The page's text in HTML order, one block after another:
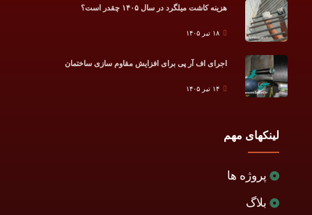
هزینه کاشت میلگرد در سال ۱۴۰۵ چقدر است؟
۱۸ تیر ۱۴۰۵
اجرای اف آر پی برای افزایش مقاوم سازی ساختمان
۱۴ تیر ۱۴۰۵
لینکهای مهم
پروژه ها
بلاگ